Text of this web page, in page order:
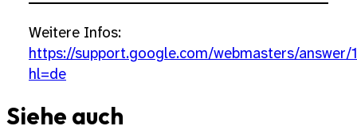
Weitere Infos:
https://support.google.com/webmasters/answer/
hl=de
Siehe auch